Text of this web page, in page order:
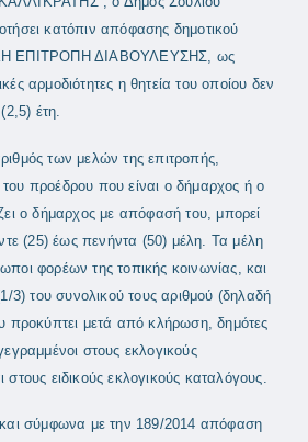
κατόπιν απόφασης δημοτικού
ΕΠΙΤΡΟΠΗ ΔΙΑΒΟΥΛΕΥΣΗΣ, ως
αρμοδιότητες η θητεία του οποίου δεν
έτη.
των μελών της επιτροπής,
προέδρου που είναι ο δήμαρχος ή ο
ο δήμαρχος με απόφασή του, μπορεί
(25) έως πενήντα (50) μέλη. Τα μέλη
φορέων της τοπικής κοινωνίας, και
3) του συνολικού τους αριθμού (δηλαδή
μετά από κλήρωση, δημότες
στους εκλογικούς
ειδικούς εκλογικούς καταλόγους.
με την 189/2014 απόφαση